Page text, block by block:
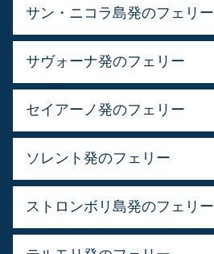
サン・ニコラ島発のフェリー
サヴォーナ発のフェリー
セイアーノ発のフェリー
ソレント発のフェリー
ストロンボリ島発のフェリー